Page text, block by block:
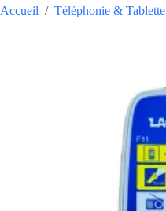
Accueil / Téléphonie & Tablette